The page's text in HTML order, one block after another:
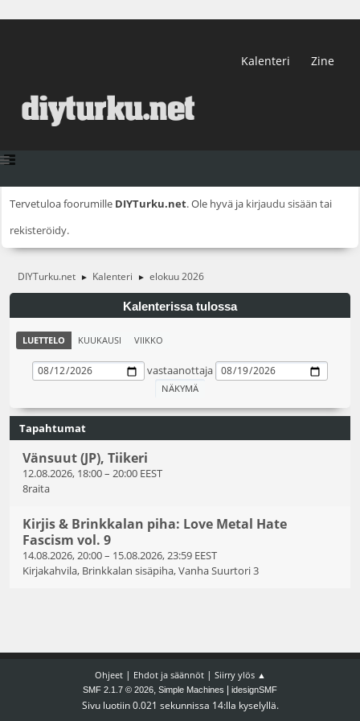
Kalenteri Zine
Tervetuloa foorumille DIYTurku.net. Ole hyvä ja kirjaudu sisään tai
rekisteröidy.
DIYTurku.net ► Kalenteri ► elokuu 2026
Kalenterissa tulossa
LUETTELO KUUKAUSI VIIKKO
vastaanottaja
Tapahtumat
Vänsuut (JP), Tiikeri
12.08.2026, 18:00– 20:00 EEST
8raita
Kirjis & Brinkkalan piha: Love Metal Hate
Fascism vol. 9
14.08.2026, 20:00– 15.08.2026, 23:59 EEST
Kirjakahvila, Brinkkalan sisäpiha, Vanha Suurtori 3
Ohjeet| Ehdot ja säännöt| Siirry ylös ▲
SMF 2.1.7 © 2026, Simple Machines idesignSMF
Sivu luotiin 0.021 sekunnissa 14:lla kyselyllä.